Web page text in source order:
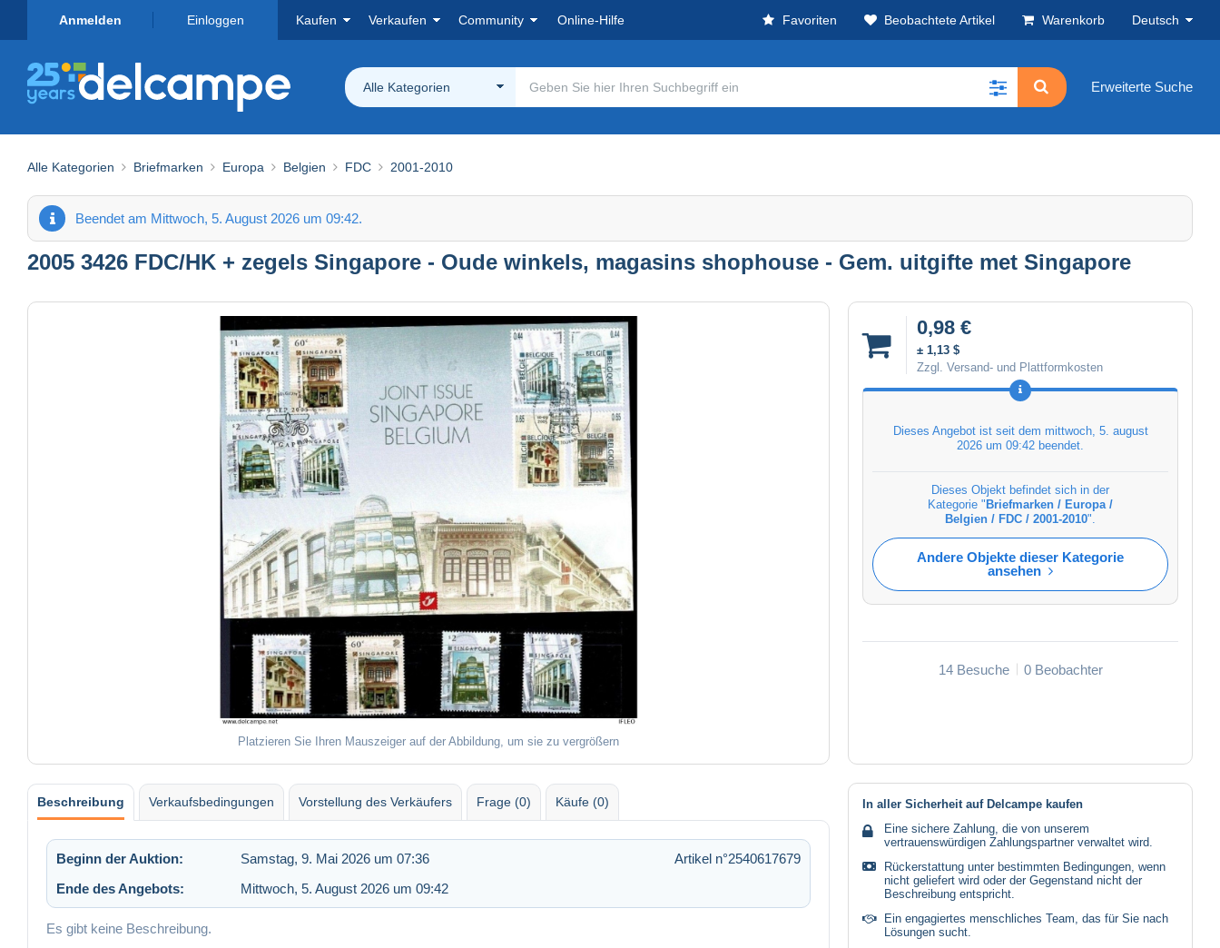
Anmelden Einloggen Kaufen Verkaufen Community Online-Hilfe Favoriten Beobachtete Artikel Warenkorb Deutsch
Alle Kategorien Erweiterte Suche
Alle Kategorien Briefmarken Europa Belgien FDC 2001-2010
Beendet am Mittwoch, 5. August 2026 um 09:42.
2005 3426 FDC/HK + zegels Singapore - Oude winkels, magasins shophouse - Gem. uitgifte met Singapore
Platzieren Sie Ihren Mauszeiger auf der Abbildung, um sie zu vergrößern
0,98 €
± 1,13 $
Zzgl. Versand- und Plattformkosten
Dieses Angebot ist seit dem mittwoch, 5. august
2026 um 09:42 beendet.
Dieses Objekt befindet sich in der
Kategorie " Briefmarken / Europa /
Belgien / FDC / 2001-2010".
Andere Objekte dieser Kategorie
ansehen
14 Besuche 0 Beobachter
Beschreibung Verkaufsbedingungen Vorstellung des Verkäufers Frage (0) Käufe (0)
Beginn der Auktion: Samstag, 9. Mai 2026 um 07:36
Artikel n°2540617679
Ende des Angebots:
Mittwoch, 5. August 2026 um 09:42
Es gibt keine Beschreibung.
In aller Sicherheit auf Delcampe kaufen
Eine sichere Zahlung, die von unserem
vertrauenswürdigen Zahlungspartner verwaltet wird.
Rückerstattung unter bestimmten Bedingungen, wenn
nicht geliefert wird oder der Gegenstand nicht der
Beschreibung entspricht.
Ein engagiertes menschliches Team, das für Sie nach
Lösungen sucht.